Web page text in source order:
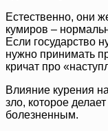
Естественно, они
кумиров –
Если государство
нужно принимать
кричат про
Влияние курения
зло, которое
болезненным.